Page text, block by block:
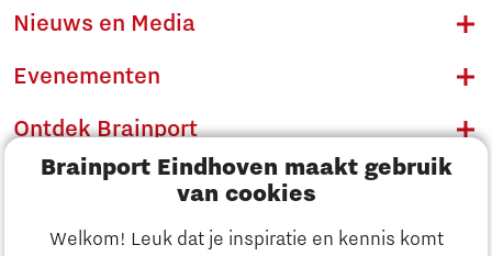
Brainport Eindhoven maakt gebruik
van cookies
Welkom! Leuk dat je inspiratie en kennis komt
Nieuws en Media
Evenementen
Ontdek Brainport
Innovatie
Ondernemen